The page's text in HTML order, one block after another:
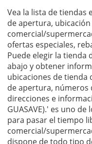
Vea la lista de tiendas
de apertura,
comercial/
ofertas especiales,
Puede elegir la tienda
abajo y obtener
ubicaciones de tienda
de apertura, números
direcciones e
GUASAVE).' es uno
para pasar el tiempo
comercial/
dispone de todo tipo